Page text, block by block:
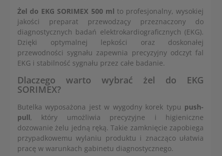
Żel do EKG SORIMEX 500 ml to profesjonalny, wysokiej
jakości preparat przewodzaçy przeznaczony do
diagnostycznych badań elektrokardiograficznych (EKG).
Dzięki optymalnej lepkości oraz doskonałej
przewodności sygnału zapewnia precyzyjny odczyt fal
EKG i stabilność sygnału przez całe badanie.
Dlaczego warto wybrać żel do EKG
SORIMEX?
Butelka wyposażona jest w wygodny korek typu push-
pull, który umożliwia precyzyjne i higieniczne
dozowanie żelu jedną ręką. Takie zamknięcie zapobiega
przypadkowemu wylaniu produktu i znacząco ułatwia
pracę w warunkach gabinetu diagnostycznego.